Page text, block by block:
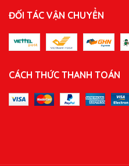
ĐỐI TÁC VẬN CHUYỂN
CÁCH THỨC THANH TOÁN